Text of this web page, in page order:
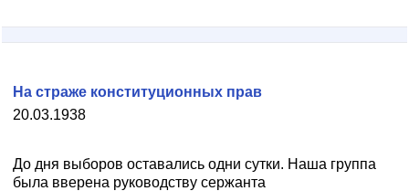
20.03.1938
На страже конституционных прав
До дня выборов оставались одни сутки. Наша группа
была вверена руководству сержанта